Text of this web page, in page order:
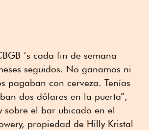
‘s cada fin de semana
seguidos. No ganamos ni
pagaban con cerveza. Tenías
dos dólares en la puerta”,
sobre el bar ubicado en el
propiedad de Hilly Kristal